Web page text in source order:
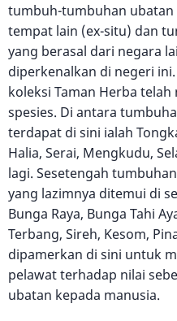
tumbuh-tumbuhan
tempat lain (ex-situ) dan
yang berasal dari negara
diperkenalkan di negeri
koleksi Taman Herba
spesies. Di antara
terdapat di sini ialah
Halia, Serai, Mengkudu,
lagi. Sesetengah
yang lazimnya ditemui di
Bunga Raya, Bunga Tahi
Terbang, Sireh, Kesom,
dipamerkan di sini untuk
pelawat terhadap nilai
ubatan kepada manusia.